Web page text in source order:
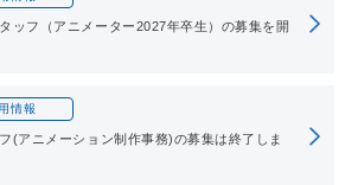
ッフ（アニメーター2027年卒生）の募集を開
情報
(アニメーション制作事務)の募集は終了しま